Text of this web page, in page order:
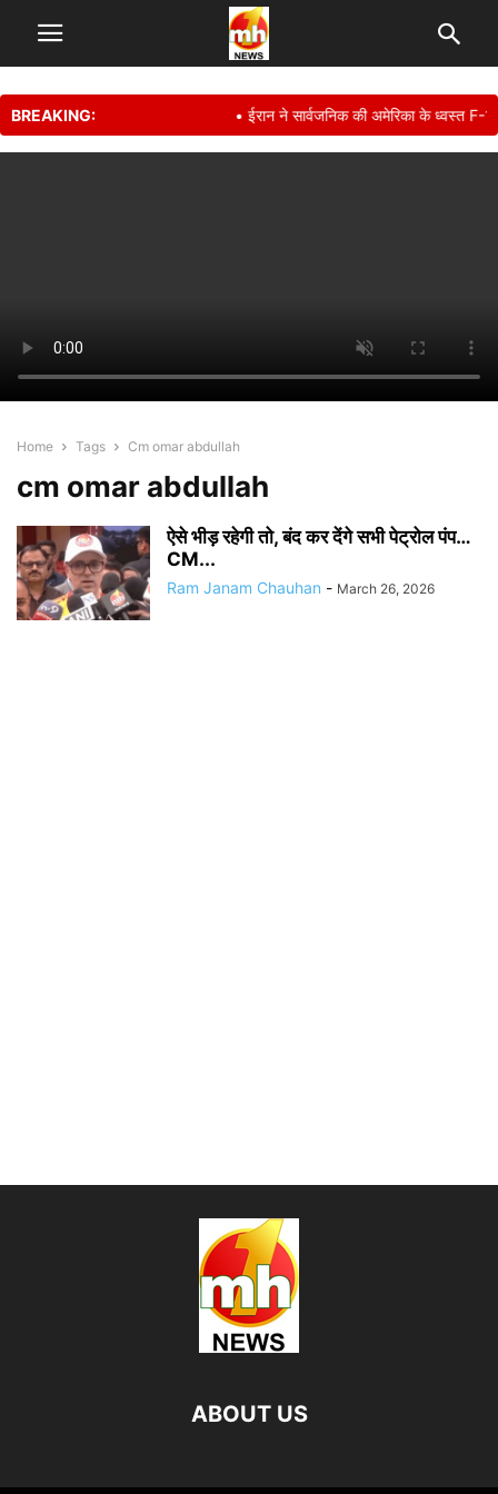
BREAKING: • ईरान ने सार्वजनिक की अमेरिका के ध्वस्त F-
Home Tags Cm omar abdullah
cm omar abdullah
ऐसे भीड़ रहेगी तो, बंद कर देंगे सभी पेट्रोल पंप…
CM...
Ram Janam Chauhan - March 26, 2026
ABOUT US